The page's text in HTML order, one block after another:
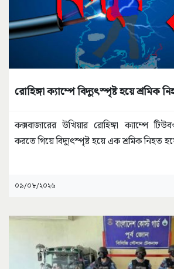
রোহিঙ্গা ক্যাম্পে বিদ্যুৎস্পৃষ্ট হয়ে শ্রমিক
কক্সবাজারের উখিয়ার রোহিঙ্গা ক্যাম্পে
করতে গিয়ে বিদ্যুৎস্পৃষ্ট হয়ে এক শ্রমিক নিহত
০৯/০৮/২০২৬